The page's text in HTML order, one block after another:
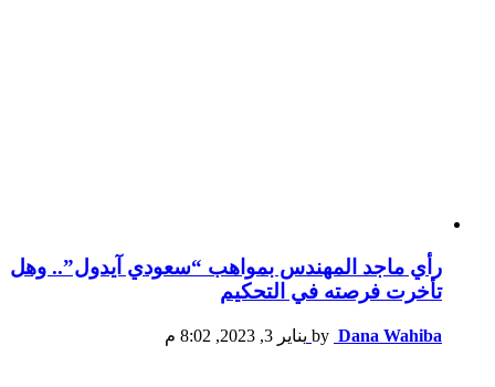
رأي ماجد المهندس بمواهب “سعودي آيدول”.. وهل
تأخرت فرصته في التحكيم
by Dana Wahiba يناير 3, 2023, 8:02 م